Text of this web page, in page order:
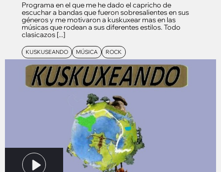
Programa en el que me he dado el capricho de
escuchar a bandas que fueron sobresalientes en sus
géneros y me motivaron a kuskuxear mas en las
músicas que rodean a sus diferentes estilos. Todo
clasicazos [...]
KUSKUSEANDO MÚSICA ROCK